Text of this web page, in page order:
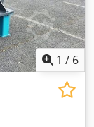
1 / 6